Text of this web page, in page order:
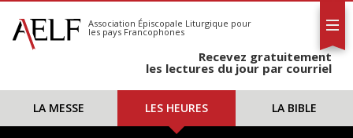
S'abonner
Calendrier
Association Épiscopale Liturgique pour
les pays Francophones
Recevez gratuitement
les lectures du jour par courriel
LA MESSE LES HEURES LA BIBLE